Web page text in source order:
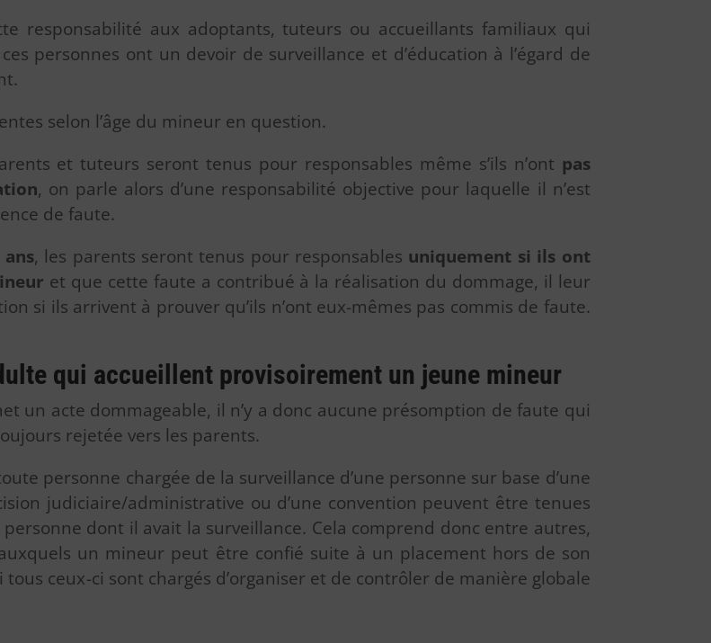
responsabilité aux adoptants, tuteurs ou accueillants familiaux qui
personnes ont un devoir de surveillance et d’éducation à l’égard de
selon l’âge du mineur en question.
et tuteurs seront tenus pour responsables même s’ils n’ont pas
, on parle alors d’une responsabilité objective pour laquelle il n’est
de faute.
, les parents seront tenus pour responsables uniquement si ils ont
et que cette faute a contribué à la réalisation du dommage, il leur
si ils arrivent à prouver qu’ils n’ont eux-mêmes pas commis de faute.
qui accueillent provisoirement un jeune mineur
un acte dommageable, il n’y a donc aucune présomption de faute qui
rejetée vers les parents.
personne chargée de la surveillance d’une personne sur base d’une
judiciaire/administrative ou d’une convention peuvent être tenues
dont il avait la surveillance. Cela comprend donc entre autres,
un mineur peut être confié suite à un placement hors de son
ceux-ci sont chargés d’organiser et de contrôler de manière globale